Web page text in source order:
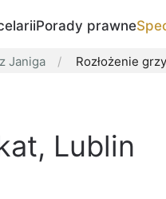
Porady prawne
Janiga Rozłożenie
Lublin